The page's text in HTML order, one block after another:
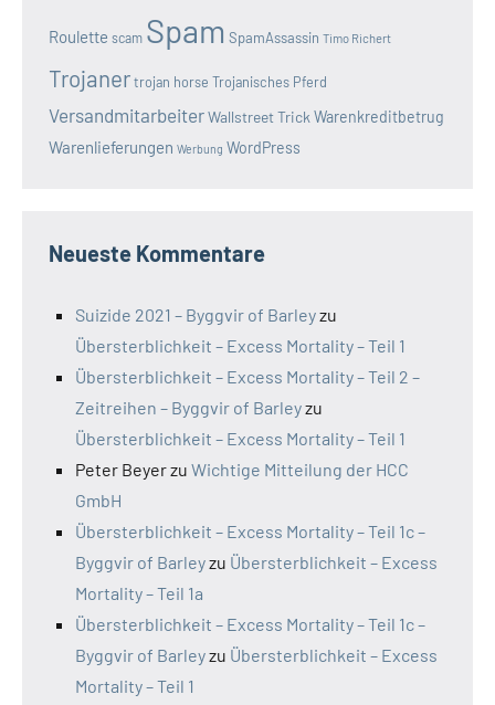
Roulette scam Spam SpamAssassin Timo Richert
Trojanertrojan horse Trojanisches Pferd
VersandmitarbeiterWallstreet Trick Warenkreditbetrug
Warenlieferungen Werbung WordPress
Neueste Kommentare
Suizide 2021 – Byggvir of Barleyzu
Übersterblichkeit – Excess Mortality – Teil 1
Übersterblichkeit – Excess Mortality – Teil 2 –
Zeitreihen – Byggvir of Barleyzu
Übersterblichkeit – Excess Mortality – Teil 1
Peter Beyerzu Wichtige Mitteilung der HCC
GmbH
Übersterblichkeit – Excess Mortality – Teil 1c –
Byggvir of Barleyzu Übersterblichkeit – Excess
Mortality – Teil 1a
Übersterblichkeit – Excess Mortality – Teil 1c –
Byggvir of Barleyzu Übersterblichkeit – Excess
Mortality – Teil 1